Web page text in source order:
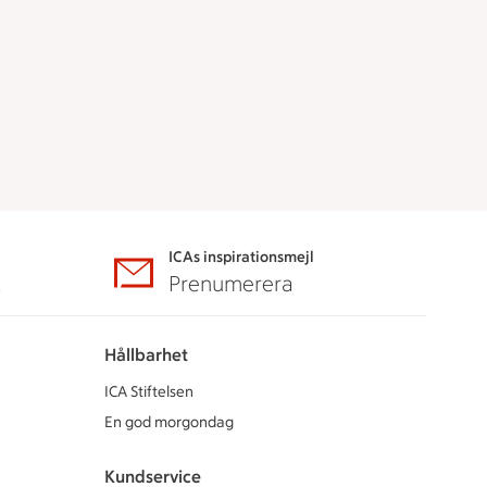
ICAs inspirationsmejl
Prenumerera
Hållbarhet
ICA Stiftelsen
En god morgondag
Kundservice